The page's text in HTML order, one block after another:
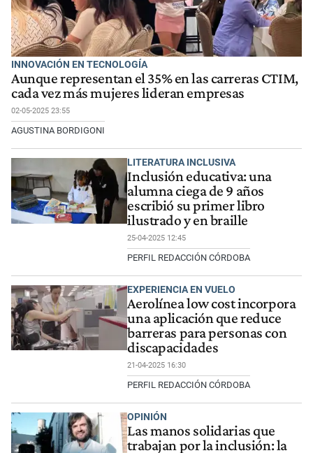
INNOVACIÓN EN TECNOLOGÍA
Aunque representan el 35% en las carreras CTIM,
cada vez más mujeres lideran empresas
02-05-2025 23:55
AGUSTINA BORDIGONI
LITERATURA INCLUSIVA
Inclusión educativa: una
alumna ciega de 9 años
escribió su primer libro
ilustrado y en braille
25-04-2025 12:45
PERFIL REDACCIÓN CÓRDOBA
EXPERIENCIA EN VUELO
Aerolínea low cost incorpora
una aplicación que reduce
barreras para personas con
discapacidades
21-04-2025 16:30
PERFIL REDACCIÓN CÓRDOBA
OPINIÓN
Las manos solidarias que
trabajan por la inclusión: la